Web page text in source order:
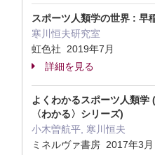
スポーツ人類学の世界 : 早
寒川恒夫研究室
虹色社 2019年7月
詳細を見る
よくわかるスポーツ人類学
〈わかる〉シリーズ)
小木曽航平, 寒川恒夫
ミネルヴァ書房 2017年3月